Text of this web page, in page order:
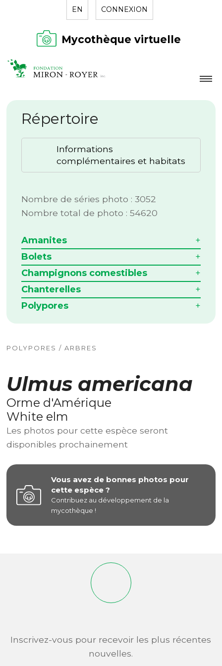
EN CONNEXION
Mycothèque virtuelle
LA FONDATION
NOUVELLES
RÉPERTOIRE
Répertoire
Informations
complémentaires et habitats
Nombre de séries photo : 3052
Nombre total de photo : 54620
Amanites
Bolets
Champignons comestibles
Chanterelles
Polypores
POLYPORES / ARBRES
Ulmus americana
Orme d'Amérique
White elm
Les photos pour cette espèce seront
disponibles prochainement
Vous avez de bonnes photos pour
cette espèce ?
Contribuez au développement de la
mycothèque !
Inscrivez-vous pour recevoir les plus récentes
nouvelles.